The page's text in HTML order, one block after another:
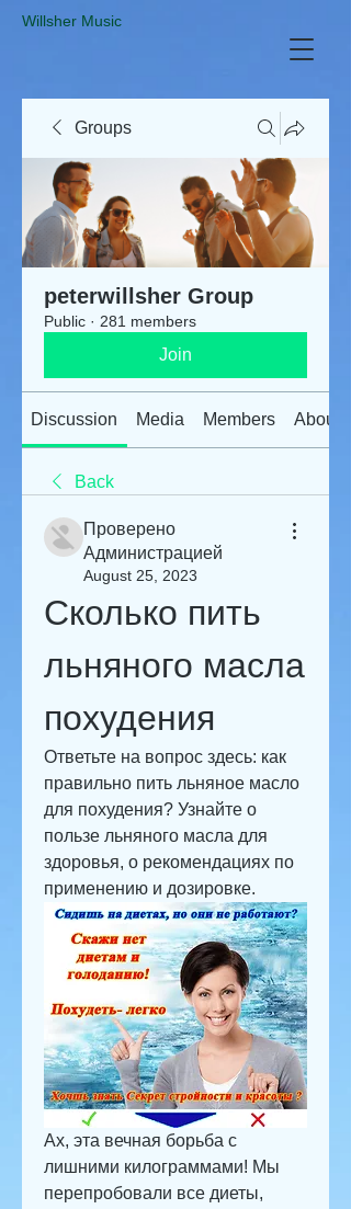
​Willsher Music
Groups
peterwillsher Group
Public · 281 members
Join
Discussion Media Members About
Back
Проверено
Администрацией
August 25, 2023
Сколько пить
льняного масла
похудения
Ответьте на вопрос здесь: как
правильно пить льняное масло
для похудения? Узнайте о
пользе льняного масла для
здоровья, о рекомендациях по
применению и дозировке.
Ах, эта вечная борьба с
лишними килограммами! Мы
перепробовали все диеты,